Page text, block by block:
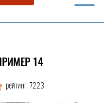
14
рейтинг: 7223